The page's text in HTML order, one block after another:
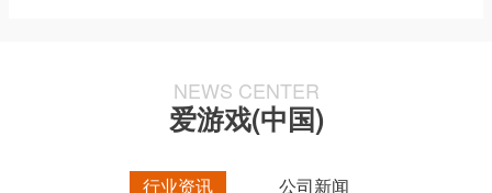
NEWS CENTER
爱游戏(中国)
行业资讯 公司新闻